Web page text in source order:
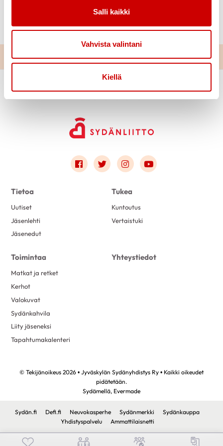
Salli kaikki
Vahvista valintani
Kiellä
Nähtävää ja kuultavaa on paljon, siispä menkäämme
metsään nauttimaan keväisestä luonnosta.
Link to facebook
Link to twitter
Link to instagram
Link to youtube
Tietoa
Uutiset
Jäsenlehti
Jäsenedut
Tukea
Kuntoutus
Vertaistuki
Toimintaa
Matkat ja retket
Kerhot
Valokuvat
Sydänkahvila
Liity jäseneksi
Tapahtumakalenteri
Yhteystiedot
© Tekijänoikeus 2026 • Jyväskylän Sydänyhdistys Ry • Kaikki oikeudet
pidätetään.
Sydämellä, Evermade
Sydän.fi Defi.fi Neuvokasperhe Sydänmerkki
Sydänkauppa
Yhdistyspalvelu
Ammattilaisnetti